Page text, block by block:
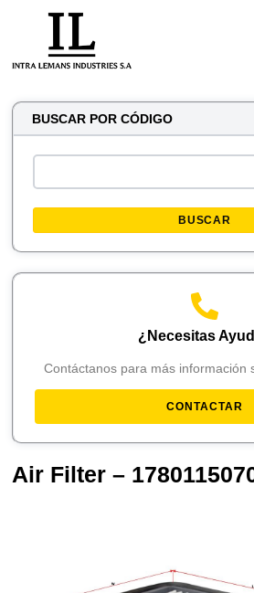
BUSCAR POR CÓDIGO
BUSCAR
¿Necesitas
Contáctanos para más información
CONTACTAR
Air Filter –